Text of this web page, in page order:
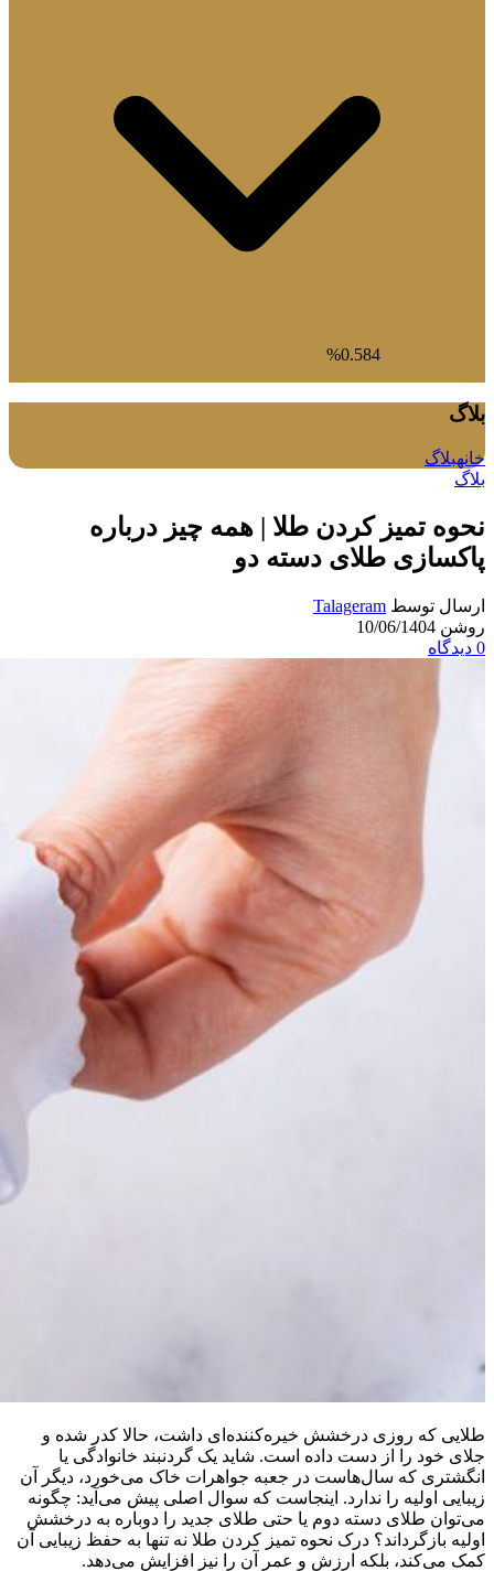
0.584%
بلاگ
خانهبلاگ
بلاگ
نحوه تمیز کردن طلا | همه چیز درباره
پاکسازی طلای دسته دو
ارسال توسط Talageram
روشن 10/06/1404
0 دیدگاه
طلایی که روزی درخشش خیره‌کننده‌ای داشت، حالا کدر شده و
جلای خود را از دست داده است. شاید یک گردنبند خانوادگی یا
انگشتری که سال‌هاست در جعبه جواهرات خاک می‌خورد، دیگر آن
زیبایی اولیه را ندارد. اینجاست که سوال اصلی پیش می‌آید: چگونه
می‌توان طلای دسته دوم یا حتی طلای جدید را دوباره به درخشش
اولیه بازگرداند؟ درک نحوه تمیز کردن طلا نه تنها به حفظ زیبایی آن
کمک می‌کند، بلکه ارزش و عمر آن را نیز افزایش می‌دهد.